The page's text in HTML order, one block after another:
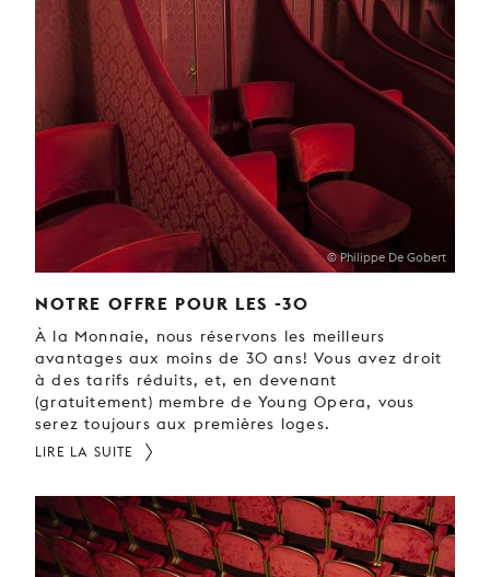
VOTRE
VISITE
JEUNE
MONNAIE
NOUS
SOUTENIR
© Philippe De Gobert
NOTRE OFFRE POUR LES -30
À la Monnaie, nous réservons les meilleurs
avantages aux moins de 30 ans! Vous avez droit
à des tarifs réduits, et, en devenant
(gratuitement) membre de Young Opera, vous
serez toujours aux premières loges.
LIRE LA SUITE